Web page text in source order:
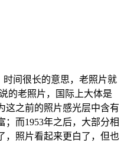
时间很长的意思，老照片就
的老照片，国际上大体是
这之前的照片感光层中含有
而1953年之后，大部分相
，照片看起来更白了，但也